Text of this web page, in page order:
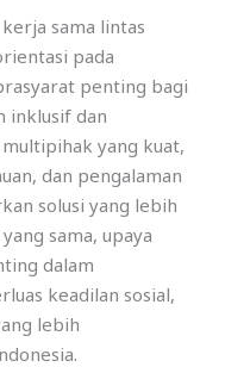
sama lintas
pada
penting bagi
inklusif dan
yang kuat,
dan pengalaman
solusi yang lebih
sama, upaya
dalam
keadilan sosial,
lebih